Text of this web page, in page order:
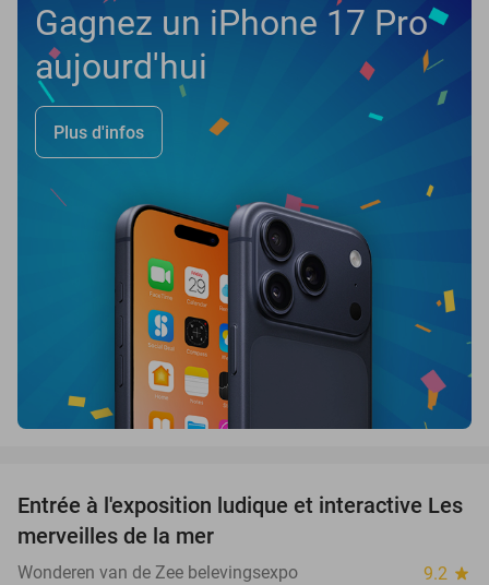
Gagnez un iPhone 17 Pro
aujourd'hui
Plus d'infos
21%
Entrée à l'exposition ludique et interactive Les
merveilles de la mer
Wonderen van de Zee belevingsexpo 9.2 star